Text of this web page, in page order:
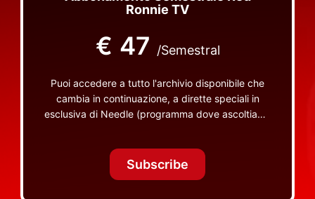
Ronnie TV
€ 47 /Semestral
Puoi accedere a tutto l'archivio disponibile che
cambia in continuazione, a dirette speciali in
esclusiva di Needle (programma dove ascoltiamo
TV non visibili da nessuna altra parte
Subscribe